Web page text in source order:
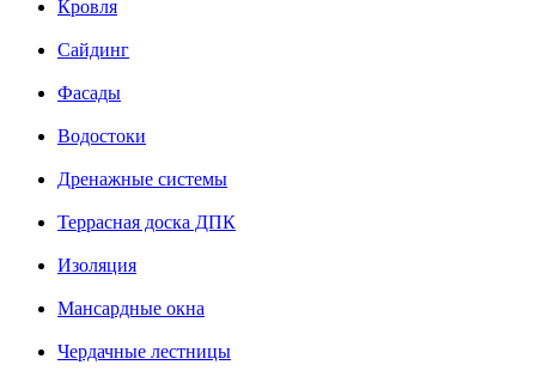
Кровля
Сайдинг
Фасады
Водостоки
Дренажные системы
Террасная доска ДПК
Изоляция
Мансардные окна
Чердачные лестницы